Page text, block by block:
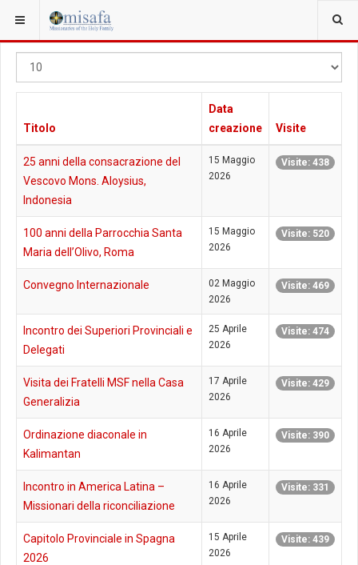
Visualizza
#
Titolo
Data
creazione
Visite
25 anni della consacrazione del
Vescovo Mons. Aloysius,
Indonesia
15 Maggio
2026
Visite: 438
100 anni della Parrocchia Santa
Maria dell’Olivo, Roma
15 Maggio
2026
Visite: 520
Convegno Internazionale
02 Maggio
2026
Visite: 469
Incontro dei Superiori Provinciali e
Delegati
25 Aprile
2026
Visite: 474
Visita dei Fratelli MSF nella Casa
Generalizia
17 Aprile
2026
Visite: 429
Ordinazione diaconale in
Kalimantan
16 Aprile
2026
Visite: 390
Incontro in America Latina –
Missionari della riconciliazione
16 Aprile
2026
Visite: 331
Capitolo Provinciale in Spagna
2026
15 Aprile
2026
Visite: 439